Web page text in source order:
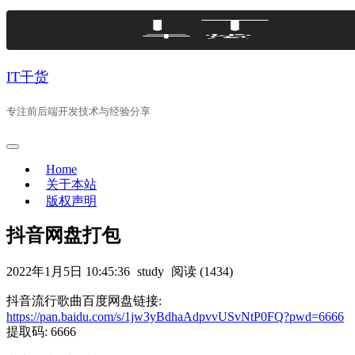
Skip
IT干货
专注前后端开发技术与经验分享
Home
关于本站
版权声明
抖音网盘打包
2022年1月5日 10:45:36 study 阅读 (1434)
抖音流行歌曲百度网盘链接:
https://pan.baidu.com/s/1jw3yBdhaAdpvvUSvNtP0FQ?pwd=6666
提取码: 6666